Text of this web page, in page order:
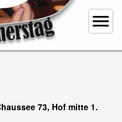
menu
73, Hof mitte 1.